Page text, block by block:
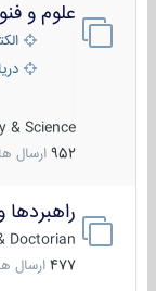
علوم و
& Science
952 ارسال ها
راهبردها
& Doctorian
477 ارسال ها